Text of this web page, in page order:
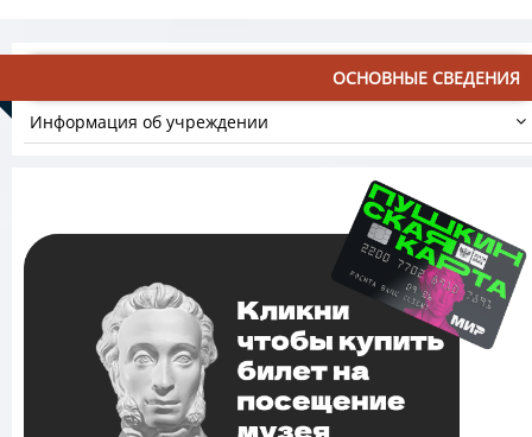
ОСНОВНЫЕ СВЕДЕНИЯ
Информация об учреждении